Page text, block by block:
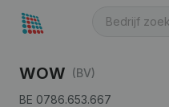
WOW (BV)
BE 0786.653.667